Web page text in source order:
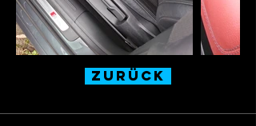
Zurück